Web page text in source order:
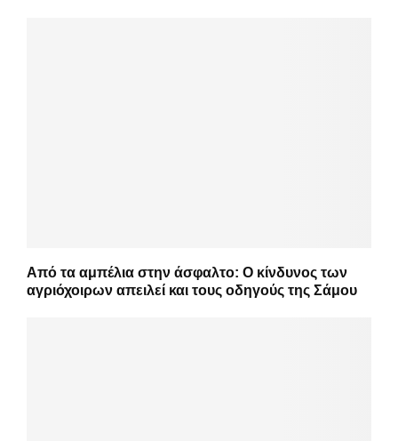
Από τα αμπέλια στην άσφαλτο: Ο κίνδυνος των
αγριόχοιρων απειλεί και τους οδηγούς της Σάμου